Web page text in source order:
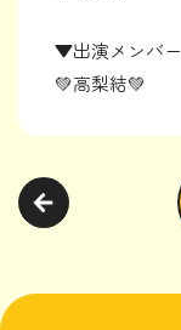
▼出演メンバー
💚高梨結💚